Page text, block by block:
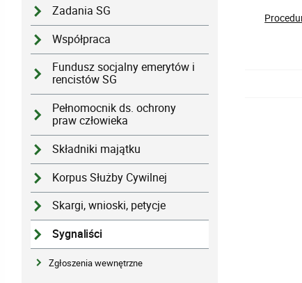
Zadania SG
Współpraca
Fundusz socjalny emerytów i
rencistów SG
Pełnomocnik ds. ochrony
praw człowieka
Składniki majątku
Korpus Służby Cywilnej
Skargi, wnioski, petycje
Sygnaliści
Zgłoszenia wewnętrzne